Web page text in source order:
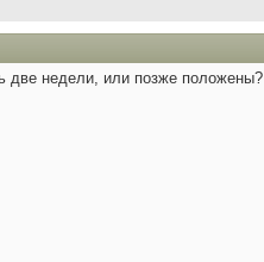
две недели, или позже положены?